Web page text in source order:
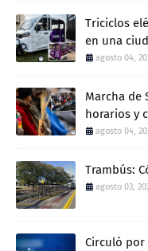
Triciclos
en una
agosto 04,
Marcha de
horarios y
agosto 04,
Trambús:
agosto 03,
Circuló